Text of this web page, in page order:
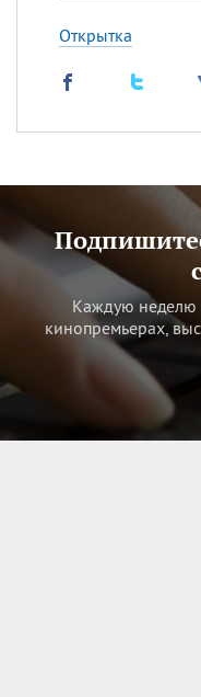
Открытка
Каждую неделю
кинопремьерах,